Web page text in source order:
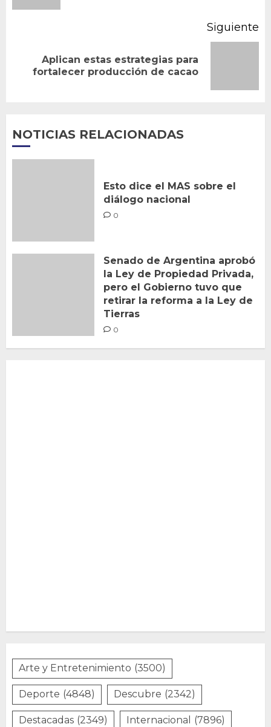
Siguiente
Siguiente
entrada:
Aplican estas estrategias para
fortalecer producción de cacao
NOTICIAS RELACIONADAS
Esto dice el MAS sobre el
diálogo nacional
0
Senado de Argentina aprobó
la Ley de Propiedad Privada,
pero el Gobierno tuvo que
retirar la reforma a la Ley de
Tierras
0
Arte y Entretenimiento (3500)
Deporte (4848) Descubre (2342)
Destacadas (2349) Internacional (7896)